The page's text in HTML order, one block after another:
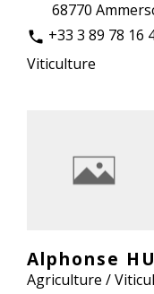
68770
phone +33 3 89 78 16
Viticulture
Alphonse
Agriculture /